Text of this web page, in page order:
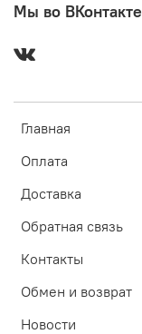
Главная
Оплата
Доставка
Обратная связь
Контакты
Обмен и возврат
Новости
Мы во ВКонтакте